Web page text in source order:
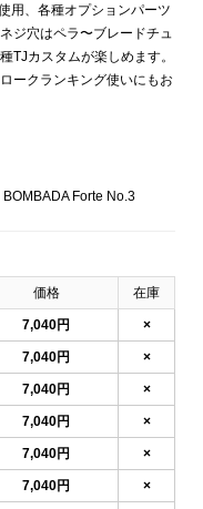
用、各種オプションパーツ
ジ穴はペラ〜ブレードチュ
TJカスタムが楽しめます。
ークランキング使いにもお
Forte No.3
価格 在庫
7,040円 ×
7,040円 ×
7,040円 ×
7,040円 ×
7,040円 ×
7,040円 ×